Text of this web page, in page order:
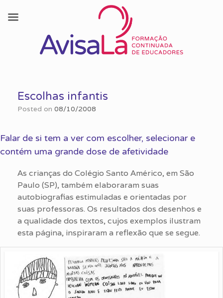
contentEscolhas infantis
Posted on 08/10/2008
Falar de si tem a ver com escolher, selecionar e
contém uma grande dose de afetividade
As crianças do Colégio Santo Américo, em São
Paulo (SP), também elaboraram suas
autobiografias estimuladas e orientadas por
suas professoras. Os resultados dos desenhos e
a qualidade dos textos, cujos exemplos ilustram
esta página, inspiraram a reflexão que se segue.